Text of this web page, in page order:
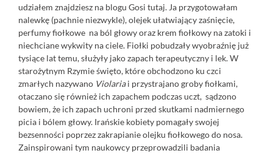
udziałem znajdziesz na blogu Gosi tutaj. Ja przygotowałam
nalewkę (pachnie niezwykle), olejek ułatwiający zaśnięcie,
perfumy fiołkowe na ból głowy oraz krem fiołkowy na zatoki i
niechciane wykwity na ciele. Fiołki pobudzały wyobraźnię już
tysiące lat temu, służyły jako zapach terapeutyczny i lek. W
starożytnym Rzymie święto, które obchodzono ku czci
zmarłych nazywano Violariai przystrajano groby fiołkami,
otaczano się również ich zapachem podczas uczt, sądzono
bowiem, że ich zapach uchroni przed skutkami nadmiernego
picia i bólem głowy. Irańskie kobiety pomagały swojej
bezsenności poprzez zakrapianie olejku fiołkowego do nosa.
Zainspirowani tym naukowcy przeprowadzili badania